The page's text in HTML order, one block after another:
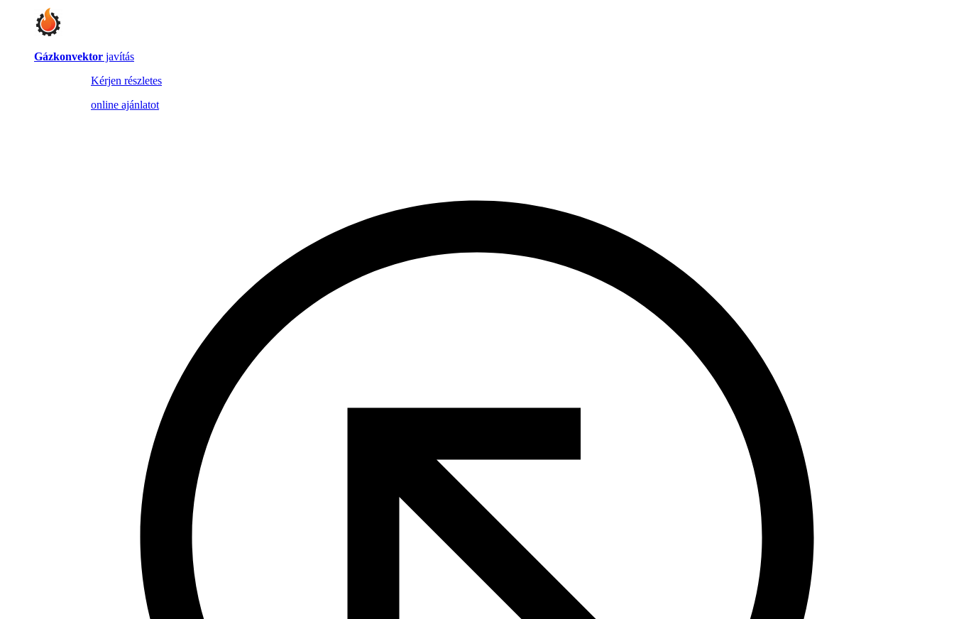
Gázkonvektor javítás
Kérjen részletes
online ajánlatot